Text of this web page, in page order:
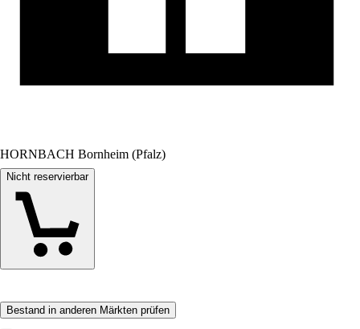
HORNBACH Bornheim (Pfalz)
Nicht reservierbar
Bestand in anderen Märkten prüfen